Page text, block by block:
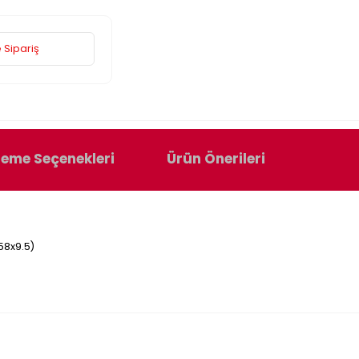
Sipariş
Seçenekleri Ürün Önerileri